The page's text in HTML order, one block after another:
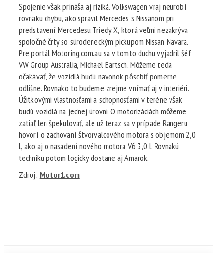
Spojenie však prináša aj riziká. Volkswagen vraj neurobí
rovnakú chybu, ako spravil Mercedes s Nissanom pri
predstavení Mercedesu Triedy X, ktorá veľmi nezakrýva
spoločné črty so súrodeneckým pickupom Nissan Navara.
Pre portál Motoring.com.au sa v tomto duchu vyjadril šéf
VW Group Australia, Michael Bartsch. Môžeme teda
očakávať, že vozidlá budú navonok pôsobiť pomerne
odlišne. Rovnako to budeme zrejme vnímať aj v interiéri.
Úžitkovými vlastnosťami a schopnosťami v teréne však
budú vozidlá na jednej úrovni. O motorizáciách môžeme
zatiaľ len špekulovať, ale už teraz sa v prípade Rangeru
hovorí o zachovaní štvorvalcového motora s objemom 2,0
l, ako aj o nasadení nového motora V6 3,0 l. Rovnakú
techniku potom logicky dostane aj Amarok.
Zdroj: Motor1.com